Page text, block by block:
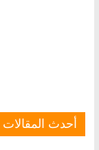
أحدث المقالات